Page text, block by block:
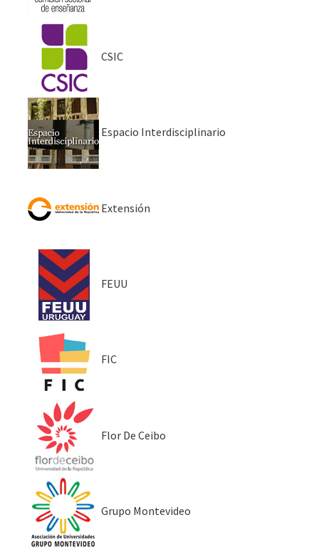
CSIC
Espacio Interdisciplinario
Extensión
FEUU
FIC
Flor De Ceibo
Grupo Montevideo